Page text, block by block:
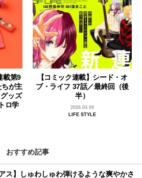
載第9
ちが主
ッズ
ロ学
【コミック連載】シード・オ
ブ・ライフ 37話／最終回（後
半）
2026.04.09
LIFE STYLE
おすすめ記事
ス】しゅわしゅわ弾けるような爽やかさ